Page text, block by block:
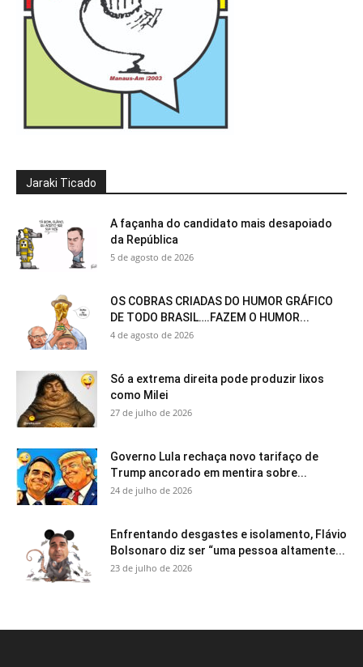
Jaraki Ticado
A façanha do candidato mais desapoiado
da República
5 de agosto de 2026
OS COBRAS CRIADAS DO HUMOR GRÁFICO
DE TODO BRASIL….FAZEM O HUMOR...
4 de agosto de 2026
Só a extrema direita pode produzir lixos
como Milei
27 de julho de 2026
Governo Lula rechaça novo tarifaço de
Trump ancorado em mentira sobre...
24 de julho de 2026
Enfrentando desgastes e isolamento, Flávio
Bolsonaro diz ser “uma pessoa altamente...
23 de julho de 2026